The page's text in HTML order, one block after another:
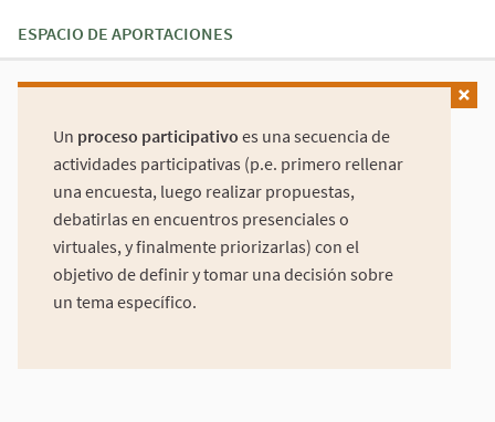
ESPACIO DE APORTACIONES
Un proceso participativo es una secuencia de
actividades participativas (p.e. primero rellenar
una encuesta, luego realizar propuestas,
debatirlas en encuentros presenciales o
virtuales, y finalmente priorizarlas) con el
objetivo de definir y tomar una decisión sobre
un tema específico.